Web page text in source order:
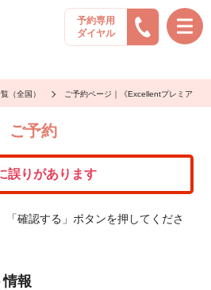
予約専用
ダイヤル
（全国） ご予約ページ｜《Excellentプレミア×キ
ご予約
誤りがあります
「確認する」ボタンを押してくださ
報